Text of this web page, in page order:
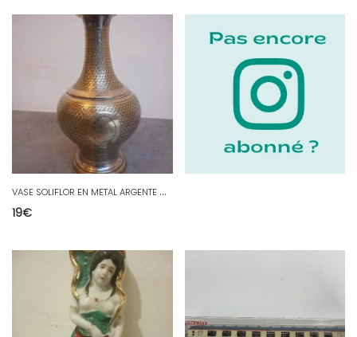
V
ASE SOLIFLOR EN METAL ARGENTE MONOGRAMME VSR
19€